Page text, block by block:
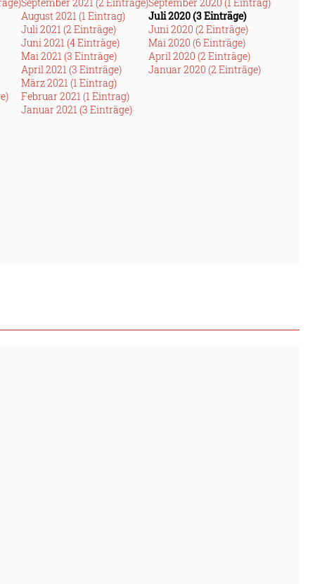
August 2021 (1 Eintrag)
Juli 2021 (2 Einträge)
Juni 2021 (4 Einträge)
Mai 2021 (3 Einträge)
April 2021 (3 Einträge)
März 2021 (1 Eintrag)
Februar 2021 (1 Eintrag)
Januar 2021 (3 Einträge)
Juli 2020 (3 Einträge)
Juni 2020 (2 Einträge)
Mai 2020 (6 Einträge)
April 2020 (2 Einträge)
Januar 2020 (2 Einträge)